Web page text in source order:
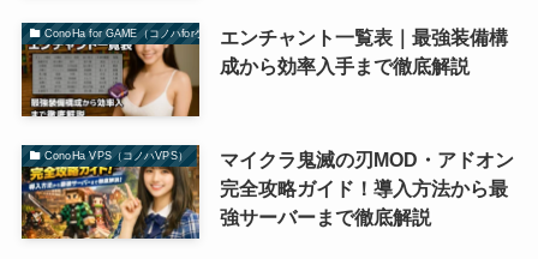
ConoHa for GAME（コノハforゲーム）エンチャント一覧表｜最強装備構
成から効率入手まで徹底解説
ConoHa VPS（コノハVPS）
マイクラ鬼滅の刃MOD・アドオン
完全攻略ガイド！導入方法から最
強サーバーまで徹底解説